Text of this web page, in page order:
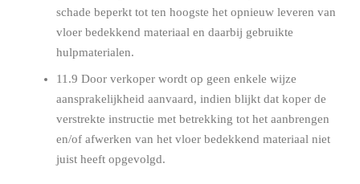
schade beperkt tot ten hoogste het opnieuw leveren van
vloer bedekkend materiaal en daarbij gebruikte
hulpmaterialen.
11.9 Door verkoper wordt op geen enkele wijze
aansprakelijkheid aanvaard, indien blijkt dat koper de
verstrekte instructie met betrekking tot het aanbrengen
en/of afwerken van het vloer bedekkend materiaal niet
juist heeft opgevolgd.